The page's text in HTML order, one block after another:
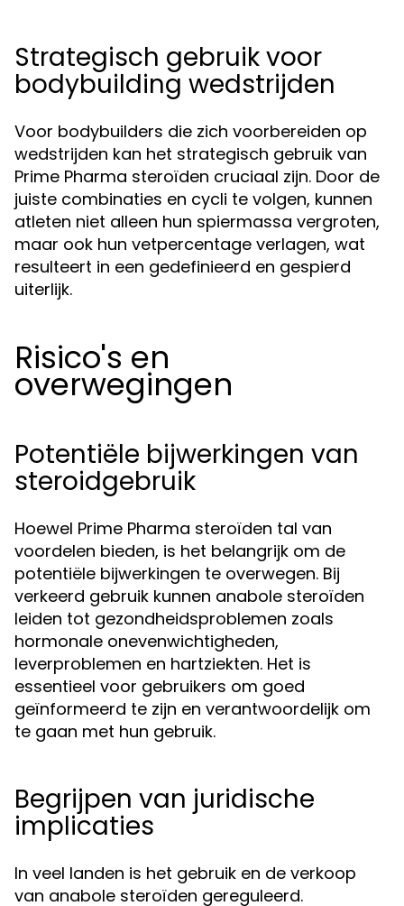
Strategisch gebruik voor
bodybuilding wedstrijden
Voor bodybuilders die zich voorbereiden op
wedstrijden kan het strategisch gebruik van
Prime Pharma steroïden cruciaal zijn. Door de
juiste combinaties en cycli te volgen, kunnen
atleten niet alleen hun spiermassa vergroten,
maar ook hun vetpercentage verlagen, wat
resulteert in een gedefinieerd en gespierd
uiterlijk.
Risico's en
overwegingen
Potentiële bijwerkingen van
steroidgebruik
Hoewel Prime Pharma steroïden tal van
voordelen bieden, is het belangrijk om de
potentiële bijwerkingen te overwegen. Bij
verkeerd gebruik kunnen anabole steroïden
leiden tot gezondheidsproblemen zoals
hormonale onevenwichtigheden,
leverproblemen en hartziekten. Het is
essentieel voor gebruikers om goed
geïnformeerd te zijn en verantwoordelijk om
te gaan met hun gebruik.
Begrijpen van juridische
implicaties
In veel landen is het gebruik en de verkoop
van anabole steroïden gereguleerd.